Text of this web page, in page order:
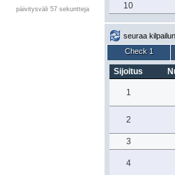
päivitysväli 57 sekuntteja
10
seuraa
Check 1
Sijoitus
1
2
3
4